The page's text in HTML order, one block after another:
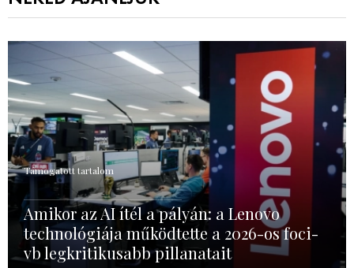
Támogatott tartalom
Amikor az AI ítél a pályán: a Lenovo
technológiája működtette a 2026-os foci-
vb legkritikusabb pillanatait